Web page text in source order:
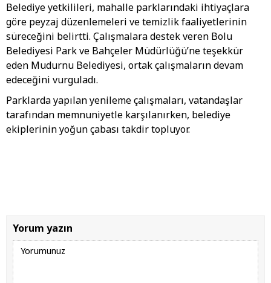
Belediye yetkilileri, mahalle parklarındaki ihtiyaçlara
göre peyzaj düzenlemeleri ve temizlik faaliyetlerinin
süreceğini belirtti. Çalışmalara destek veren Bolu
Belediyesi Park ve Bahçeler Müdürlüğü’ne teşekkür
eden Mudurnu Belediyesi, ortak çalışmaların devam
edeceğini vurguladı.
Parklarda yapılan yenileme çalışmaları, vatandaşlar
tarafından memnuniyetle karşılanırken, belediye
ekiplerinin yoğun çabası takdir topluyor.
Yorum yazın